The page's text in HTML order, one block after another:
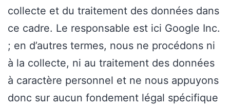
collecte et du traitement des données dans
ce cadre. Le responsable est ici Google Inc.
; en d’autres termes, nous ne procédons ni
à la collecte, ni au traitement des données
à caractère personnel et ne nous appuyons
donc sur aucun fondement légal spécifique